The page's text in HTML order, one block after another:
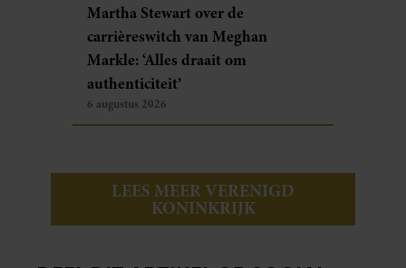
Martha Stewart over de
carrièreswitch van Meghan
Markle: ‘Alles draait om
authenticiteit’
6 augustus 2026
LEES MEER VERENIGD
KONINKRIJK